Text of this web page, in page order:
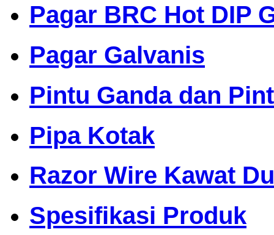
Pagar BRC Hot DIP
Pagar Galvanis
Pintu Ganda dan
Pipa Kotak
Razor Wire Kawat
Spesifikasi Produk